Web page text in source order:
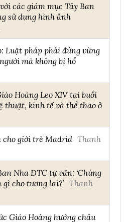
các giám mục Tây Ban
sử dụng hình ảnh
Luật pháp phải đứng vững
mà không bị hổ
Hoàng Leo XIV tại buổi
thuật, kinh tế và thể thao ở
cho giới trẻ Madrid Thanh
Nha ĐTC tự vấn: ‘Chúng
cho tương lai?’ Thanh
Giáo Hoàng hướng châu